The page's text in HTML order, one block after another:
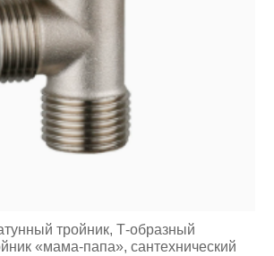
тройник, Т-образный
«мама-папа», сантехнический